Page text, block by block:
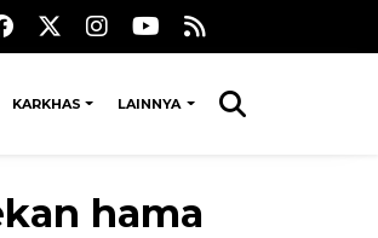
KARKHAS LAINNYA
hama